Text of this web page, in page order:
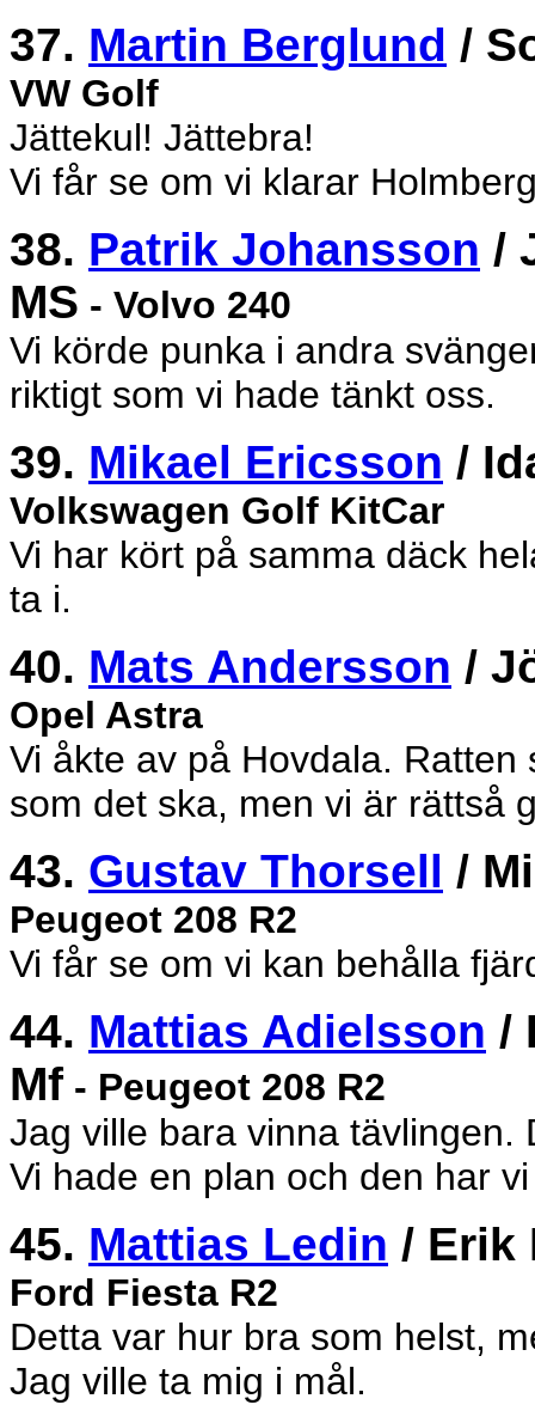
37. Martin Berglund /
VW Golf
Jättekul! Jättebra!
Vi får se om vi klarar
38. Patrik Johansson /
MS - Volvo 240
Vi körde punka i andra
riktigt som vi hade tänkt oss.
39. Mikael Ericsson /
Volkswagen Golf KitCar
Vi har kört på samma däck
ta i.
40. Mats Andersson /
Opel Astra
Vi åkte av på Hovdala.
som det ska, men vi är rättså
43. Gustav Thorsell /
Peugeot 208 R2
Vi får se om vi kan behålla
44. Mattias Adielsson /
Mf - Peugeot 208 R2
Jag ville bara vinna tävlingen.
Vi hade en plan och den har
45. Mattias Ledin / Erik
Ford Fiesta R2
Detta var hur bra som helst,
Jag ville ta mig i mål.